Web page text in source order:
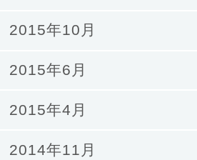
2015年10月
2015年6月
2015年4月
2014年11月